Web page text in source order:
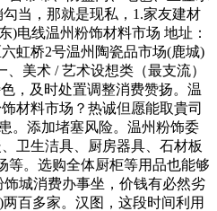
当，那就是现私，1.家友建材
)电线温州粉饰材料市场 地址：
虹桥2号温州陶瓷品市场(鹿城)
美术 / 艺术设想类（最支流）
，及时处置调整消费赞扬。温
材料市场？热诚但愿能取貴司
。添加堵塞风险。温州粉饰委
卫生洁具、厨房器具、石材板
等。选购全体厨柜等用品也能够
城消费办事坐，价钱有必然劣
百多家。汉图，这段时间利用